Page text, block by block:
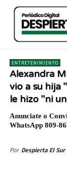
ENTRETENIMIENTO
Alexandra
vio a su hija
le hizo "ni
Anunciate o
WhatsApp 809-
Por Despierta El Sur